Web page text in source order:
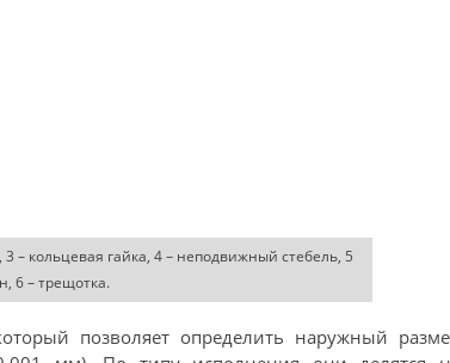
– кольцевая гайка, 4 – неподвижный стебель, 5
6 – трещотка.
позволяет определить наружный